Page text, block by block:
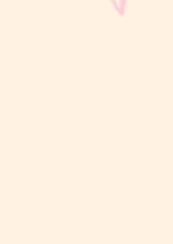
dapat kembali dalam waktu
Moms mengalami haid